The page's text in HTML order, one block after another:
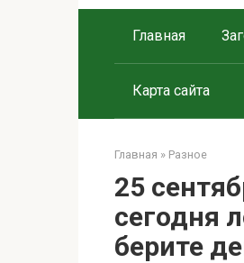
Главная
Карта сайта
Главная » Разное
25
сегодня
берите